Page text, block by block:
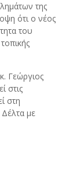
της
ότι ο νέος
του
Γεώργιος
στις
στη
με